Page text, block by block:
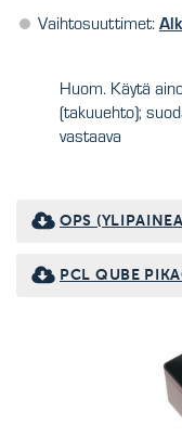
Vaihtosuuttimet:
Huom. Käytä
(takuuehto);
vastaava
OPS
PCL QUBE